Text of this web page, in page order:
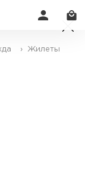
› Жилеты